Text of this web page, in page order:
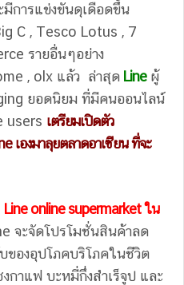
การแข่งขันดุเดือดขึ้น
C , Tesco Lotus , 7
รายอื่นๆอย่าง
, olx แล้ว ล่าสุด Lineผู้
ยอดนิยม ที่มีคนออนไลน์
users เตรียมเปิดตัว
เองมาลุยตลาดอาเซียน ที่จะ
Line online supermarket ใน
จะจัดโปรโมชั่นสินค้าลด
ของอุปโภคบริโภคในชีวิต
กาแฟ บะหมี่กึ่งสำเร็จูป และ